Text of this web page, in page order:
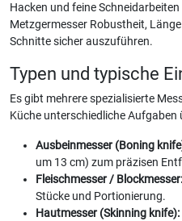
Hacken und feine
Metzgermesser Robustheit,
Schnitte sicher auszuführen.
Typen und typische
Es gibt mehrere spezialisierte
Küche unterschiedliche Aufgaben
Ausbeinmesser (Boning
um 13 cm) zum präzisen
Fleischmesser / Blockmesser:
Stücke und Portionierung.
Hautmesser (Skinning knife):